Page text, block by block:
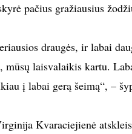
pačius gražiausius
draugės, ir labai
mūsų laisvalaikis kartu.
į labai gerą šeimą“, –
Kvaraciejienė